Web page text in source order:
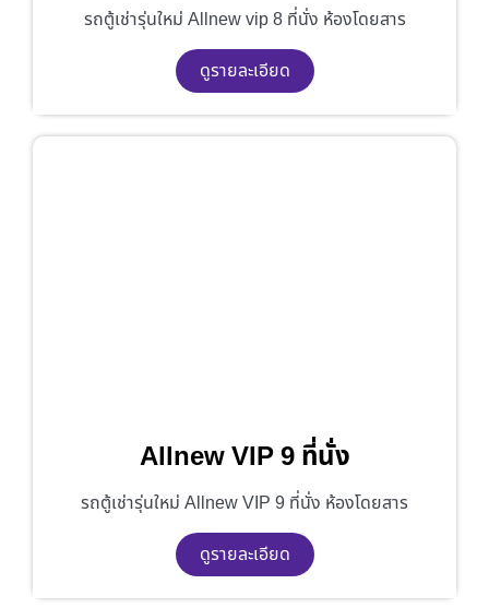
รถตู้เช่ารุ่นใหม่ Allnew vip 8 ที่นั่ง ห้องโดยสาร
ดูรายละเอียด
Allnew VIP 9 ที่นั่ง
รถตู้เช่ารุ่นใหม่ Allnew VIP 9 ที่นั่ง ห้องโดยสาร
ดูรายละเอียด